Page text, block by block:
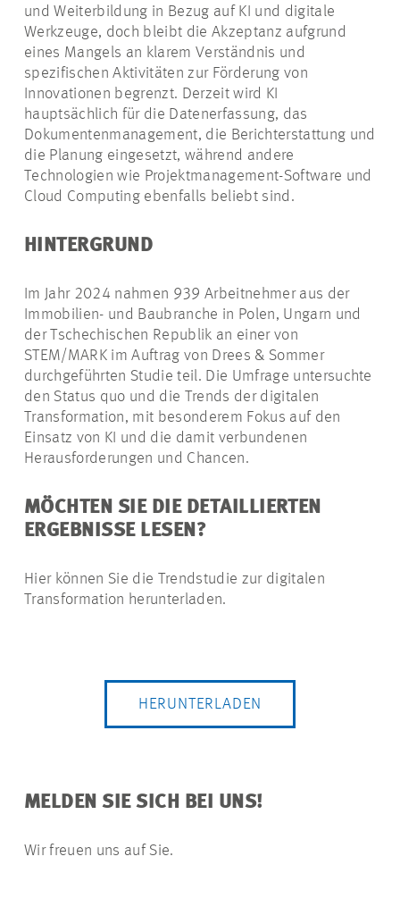
und Weiterbildung in Bezug auf KI und digitale
Werkzeuge, doch bleibt die Akzeptanz aufgrund
eines Mangels an klarem Verständnis und
spezifischen Aktivitäten zur Förderung von
Innovationen begrenzt. Derzeit wird KI
hauptsächlich für die Datenerfassung, das
Dokumentenmanagement, die Berichterstattung und
die Planung eingesetzt, während andere
Technologien wie Projektmanagement-Software und
Cloud Computing ebenfalls beliebt sind.
HINTERGRUND
Im Jahr 2024 nahmen 939 Arbeitnehmer aus der
Immobilien- und Baubranche in Polen, Ungarn und
der Tschechischen Republik an einer von
STEM/MARK im Auftrag von Drees & Sommer
durchgeführten Studie teil. Die Umfrage untersuchte
den Status quo und die Trends der digitalen
Transformation, mit besonderem Fokus auf den
Einsatz von KI und die damit verbundenen
Herausforderungen und Chancen.
MÖCHTEN SIE DIE DETAILLIERTEN
ERGEBNISSE LESEN?
Hier können Sie die Trendstudie zur digitalen
Transformation herunterladen.
HERUNTERLADEN
MELDEN SIE SICH BEI UNS!
Wir freuen uns auf Sie.